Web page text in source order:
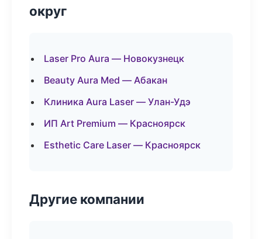
округ
Laser Pro Aura — Новокузнецк
Beauty Aura Med — Абакан
Клиника Aura Laser — Улан-Удэ
ИП Art Premium — Красноярск
Esthetic Care Laser — Красноярск
Другие компании